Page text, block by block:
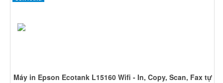
Máy in Epson Ecotank L15160 Wifi - In, Copy, Scan, Fax tự